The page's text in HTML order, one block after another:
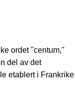
ordet "centum,"
del av det
etablert i Frankrike